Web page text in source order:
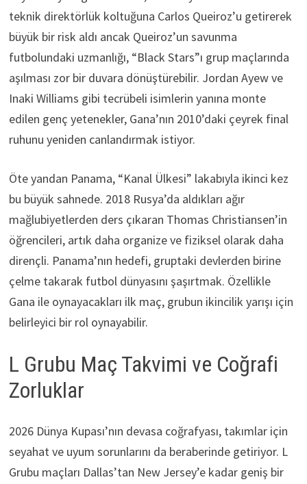
teknik direktörlük koltuğuna Carlos Queiroz’u getirerek
büyük bir risk aldı ancak Queiroz’un savunma
futbolundaki uzmanlığı, “Black Stars”ı grup maçlarında
aşılması zor bir duvara dönüştürebilir. Jordan Ayew ve
Inaki Williams gibi tecrübeli isimlerin yanına monte
edilen genç yetenekler, Gana’nın 2010’daki çeyrek final
ruhunu yeniden canlandırmak istiyor.
Öte yandan Panama, “Kanal Ülkesi” lakabıyla ikinci kez
bu büyük sahnede. 2018 Rusya’da aldıkları ağır
mağlubiyetlerden ders çıkaran Thomas Christiansen’in
öğrencileri, artık daha organize ve fiziksel olarak daha
dirençli. Panama’nın hedefi, gruptaki devlerden birine
çelme takarak futbol dünyasını şaşırtmak. Özellikle
Gana ile oynayacakları ilk maç, grubun ikincilik yarışı için
belirleyici bir rol oynayabilir.
L Grubu Maç Takvimi ve Coğrafi
Zorluklar
2026 Dünya Kupası’nın devasa coğrafyası, takımlar için
seyahat ve uyum sorunlarını da beraberinde getiriyor. L
Grubu maçları Dallas’tan New Jersey’e kadar geniş bir